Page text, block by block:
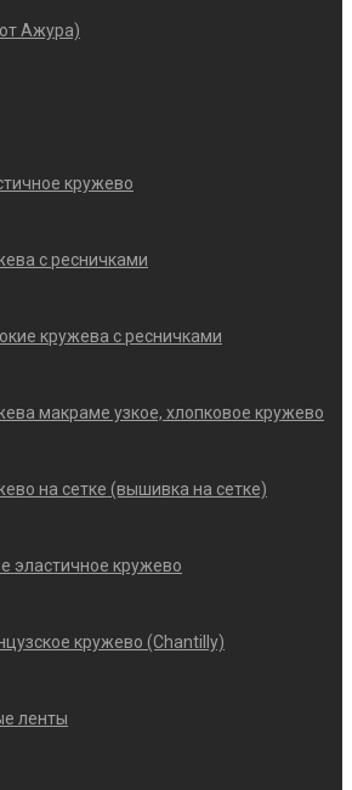
Ажура)
кружево
с ресничками
кружева с ресничками
макраме узкое, хлопковое кружево
на сетке (вышивка на сетке)
эластичное кружево
кружево (Chantilly)
ленты